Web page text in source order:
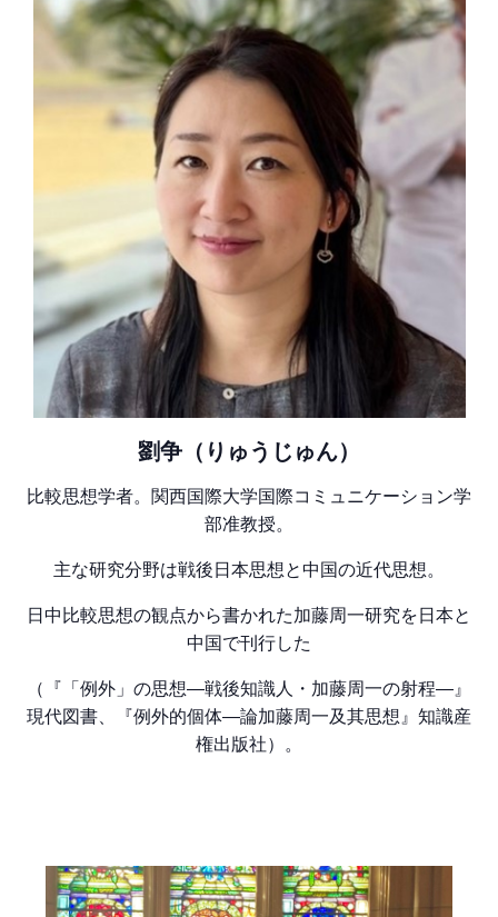
劉争（りゅうじゅん）
比較思想学者。関西国際大学国際コミュニケーション学
部准教授。
主な研究分野は戦後日本思想と中国の近代思想。
日中比較思想の観点から書かれた加藤周一研究を日本と
中国で刊行した
（『「例外」の思想―戦後知識人・加藤周一の射程―』
現代図書、『例外的個体―論加藤周一及其思想』知識産
権出版社）。